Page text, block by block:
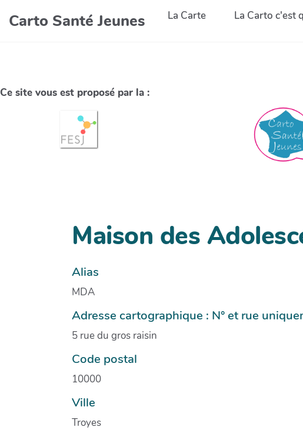
Carto Santé Jeunes La Carte La Carto c'est
Ce site vous est proposé par la :
Maison des
Alias
MDA
Adresse cartographique : N° et rue
5 rue du gros raisin
Code postal
10000
Ville
Troyes